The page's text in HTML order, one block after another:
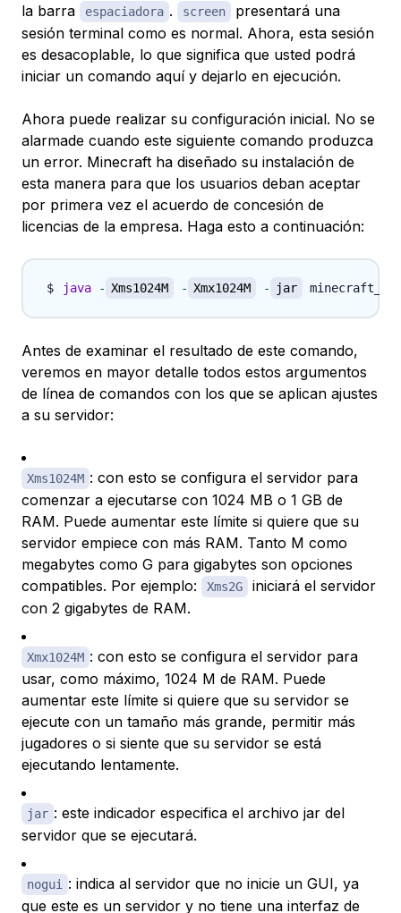
la barra
espaciadora . screen
presentará una
sesión terminal como es normal. Ahora, esta sesión
es desacoplable, lo que significa que usted podrá
iniciar un comando aquí y dejarlo en ejecución.
Ahora puede realizar su configuración inicial. No se
alarmade cuando este siguiente comando produzca
un error. Minecraft ha diseñado su instalación de
esta manera para que los usuarios deban aceptar
por primera vez el acuerdo de concesión de
licencias de la empresa. Haga esto a continuación:
java - Xms1024M - Xmx1024M - jar
Antes de examinar el resultado de este comando,
veremos en mayor detalle todos estos argumentos
de línea de comandos con los que se aplican ajustes
a su servidor:
Xms1024M : con esto se configura el servidor para
comenzar a ejecutarse con 1024 MB o 1 GB de
RAM. Puede aumentar este límite si quiere que su
servidor empiece con más RAM. Tanto M como
megabytes como G para gigabytes son opciones
compatibles. Por ejemplo:
Xms2G
iniciará el servidor
con 2 gigabytes de RAM.
Xmx1024M : con esto se configura el servidor para
usar, como máximo, 1024 M de RAM. Puede
aumentar este límite si quiere que su servidor se
ejecute con un tamaño más grande, permitir más
jugadores o si siente que su servidor se está
ejecutando lentamente.
jar : este indicador especifica el archivo jar del
servidor que se ejecutará.
nogui : indica al servidor que no inicie un GUI, ya
que este es un servidor y no tiene una interfaz de